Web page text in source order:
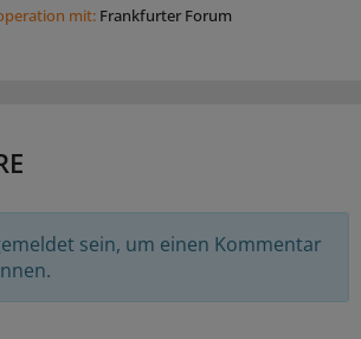
mit: Frankfurter Forum
sein, um einen Kommentar